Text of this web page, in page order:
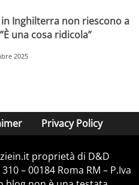
Inghilterra non riescono a
una cosa ridicola”
2025
Privacy Policy
proprietà di D&D
– 00184 Roma RM – P.Iva